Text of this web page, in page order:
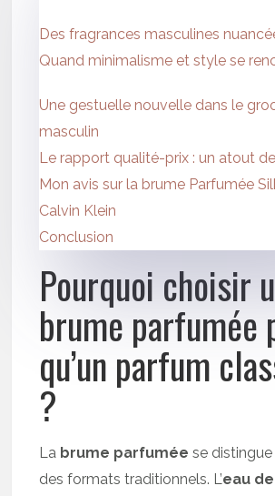
Des fragrances masculines
Quand minimalisme et style se
Une gestuelle nouvelle dans le
masculin
Le rapport qualité-prix : un atout
Mon avis sur la brume Parfumée
Calvin Klein
Conclusion
Pourquoi choisir
brume parfumée
qu’un parfum
?
La brume parfumée se
des formats traditionnels. L’eau